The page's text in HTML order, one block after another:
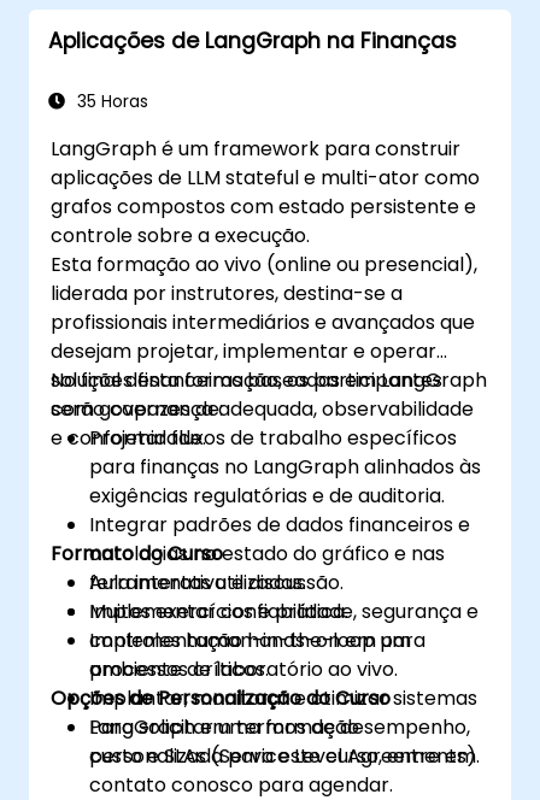
Aplicações de LangGraph na Finanças
35 Horas
LangGraph é um framework para construir
aplicações de LLM stateful e multi-ator como
grafos compostos com estado persistente e
controle sobre a execução.
Esta formação ao vivo (online ou presencial),
liderada por instrutores, destina-se a
profissionais intermediários e avançados que
desejam projetar, implementar e operar
soluções financeiras baseadas em LangGraph
com governança adequada, observabilidade
e conformidade.
No final desta formação, os participantes
serão capazes de:
Projetar fluxos de trabalho específicos
para finanças no LangGraph alinhados às
exigências regulatórias e de auditoria.
Integrar padrões de dados financeiros e
ontologias no estado do gráfico e nas
ferramentas utilizadas.
Implementar confiabilidade, segurança e
controles human-in-the-loop para
processos críticos.
Implantar, monitorar e otimizar sistemas
LangGraph em termos de desempenho,
custo e SLAs (Service Level Agreements).
Formato do Curso
Aula interativa e discussão.
Muitos exercícios e prática.
Implementação hands-on em um
ambiente de laboratório ao vivo.
Opções de Personalização do Curso
Para solicitar uma formação
personalizada para este curso, entre em
contato conosco para agendar.